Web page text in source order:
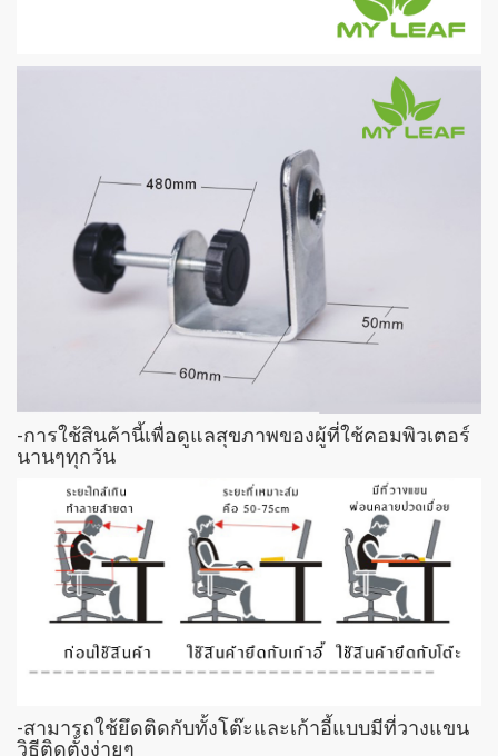
-การใช้สินค้านี้เพื่อดูแลสุขภาพของผู้ที่ใช้คอมพิวเตอร์
นานๆทุกวัน
-สามารถใช้ยึดติดกับทั้งโต๊ะและเก้าอี้แบบมีที่วางแขน
วิธีติดตั้งง่ายๆ